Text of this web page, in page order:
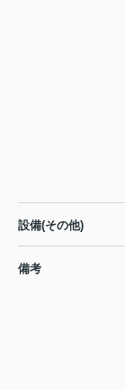
設備(その他)
備考